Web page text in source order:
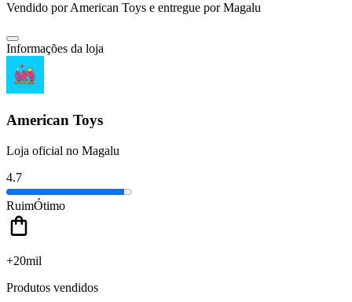
Vendido porAmerican Toys e entregue por Magalu
Informações da loja
American Toys
Loja oficial no Magalu
4.7
RuimÓtimo
+20mil
Produtos vendidos